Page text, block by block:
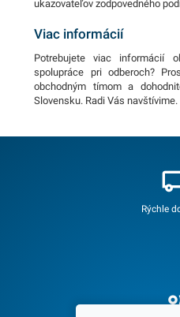
ukazovateľov zodpovedného
Viac informácií
Potrebujete viac informácií
spolupráce pri odberoch?
obchodným tímom a
Slovensku. Radi Vás navštívime.
Rýchle